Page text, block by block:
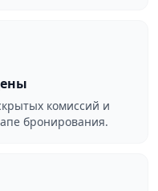
комиссий и
бронирования.